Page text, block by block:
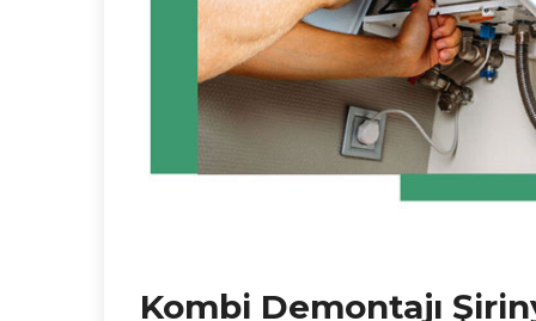
Kombi Demontajı